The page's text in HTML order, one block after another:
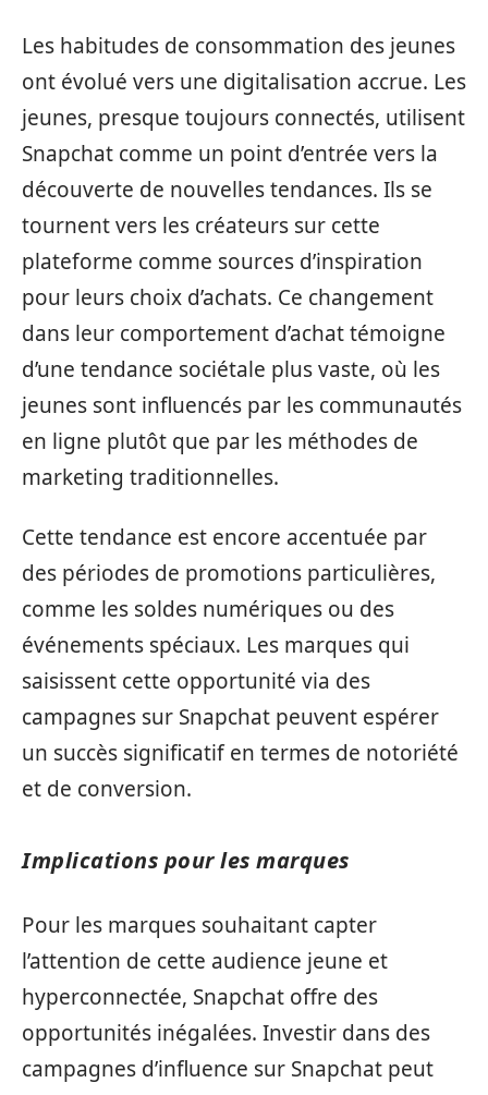
Les habitudes de consommation des jeunes
ont évolué vers une digitalisation accrue. Les
jeunes, presque toujours connectés, utilisent
Snapchat comme un point d’entrée vers la
découverte de nouvelles tendances. Ils se
tournent vers les créateurs sur cette
plateforme comme sources d’inspiration
pour leurs choix d’achats. Ce changement
dans leur comportement d’achat témoigne
d’une tendance sociétale plus vaste, où les
jeunes sont influencés par les communautés
en ligne plutôt que par les méthodes de
marketing traditionnelles.
Cette tendance est encore accentuée par
des périodes de promotions particulières,
comme les soldes numériques ou des
événements spéciaux. Les marques qui
saisissent cette opportunité via des
campagnes sur Snapchat peuvent espérer
un succès significatif en termes de notoriété
et de conversion.
Implications pour les marques
Pour les marques souhaitant capter
l’attention de cette audience jeune et
hyperconnectée, Snapchat offre des
opportunités inégalées. Investir dans des
campagnes d’influence sur Snapchat peut